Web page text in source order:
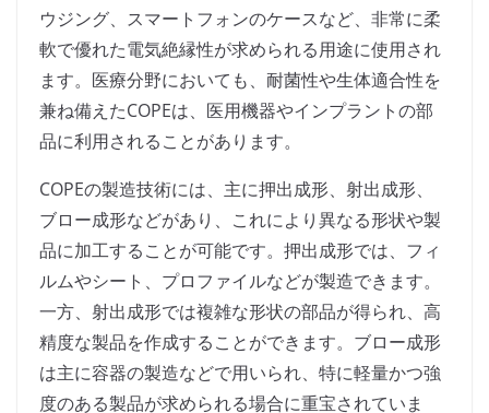
ウジング、スマートフォンのケースなど、非常に柔
軟で優れた電気絶縁性が求められる用途に使用され
ます。医療分野においても、耐菌性や生体適合性を
兼ね備えたCOPEは、医用機器やインプラントの部
品に利用されることがあります。
COPEの製造技術には、主に押出成形、射出成形、
ブロー成形などがあり、これにより異なる形状や製
品に加工することが可能です。押出成形では、フィ
ルムやシート、プロファイルなどが製造できます。
一方、射出成形では複雑な形状の部品が得られ、高
精度な製品を作成することができます。ブロー成形
は主に容器の製造などで用いられ、特に軽量かつ強
度のある製品が求められる場合に重宝されていま